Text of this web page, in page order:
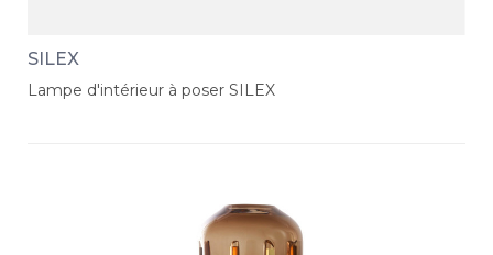
SILEX
Lampe d'intérieur à poser SILEX